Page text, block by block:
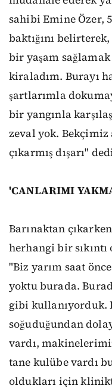
sahibi Emine Özer,
baktığını
bir yaşam
kiraladım. Burayı
şartlarımla
bir yangınla
zeval yok. Bekçimiz
çıkarmış dışarı"
'CANLARIMI
Barınaktan
herhangi bir sıkıntı
"Biz yarım saat
yoktu burada.
gibi kullanıyorduk.
soğuduğundan
vardı,
tane kulübe vardı
oldukları için